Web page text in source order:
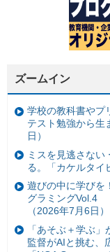
ズームイン
学校の教科書やプ
テスト勉強から生
日）
ミスを見逃さない
る。「カケルタイ
遊びの中に学びを
グラミングVol.4
（2026年7月6日）
「あそぶ＋学ぶ
監督がAIと挑む、